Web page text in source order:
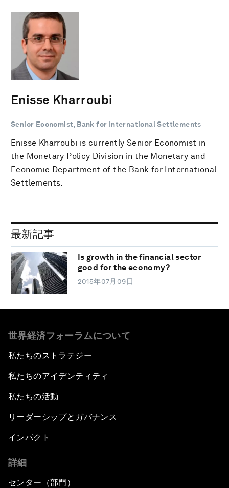
Enisse Kharroubi
Senior Economist, Bank for International Settlements
Enisse Kharroubi is currently Senior Economist in
the Monetary Policy Division in the Monetary and
Economic Department of the Bank for International
Settlements.
最新記事
Is growth in the financial sector
good for the economy?
2015年07月09日
世界経済フォーラムについて
私たちのストラテジー
私たちのアイデンティティ
私たちの活動
リーダーシップとガバナンス
インパクト
詳細
センター（部門）